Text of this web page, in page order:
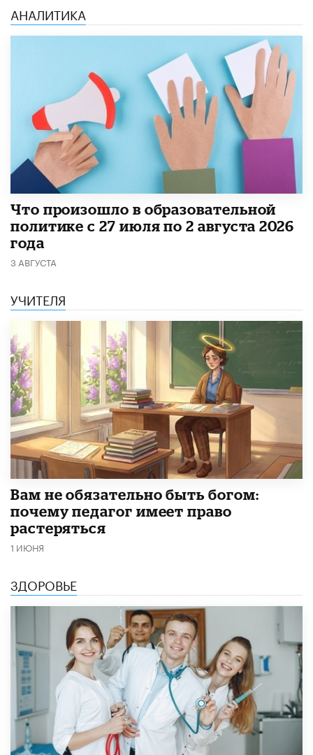
АНАЛИТИКА
​Что произошло в образовательной
политике с 27 июля по 2 августа 2026
года
3 АВГУСТА
УЧИТЕЛЯ
​Вам не обязательно быть богом:
почему педагог имеет право
растеряться
1 ИЮНЯ
ЗДОРОВЬЕ